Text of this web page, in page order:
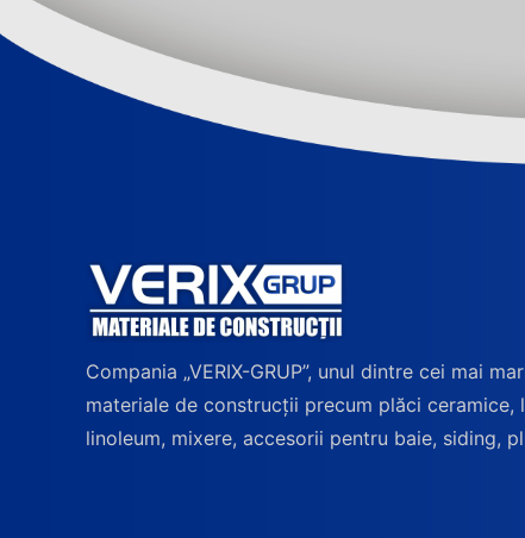
Compania „VERIX-GRUP”, unul dintre cei mai
materiale de construcții precum plăci ceramice,
linoleum, mixere, accesorii pentru baie, siding,